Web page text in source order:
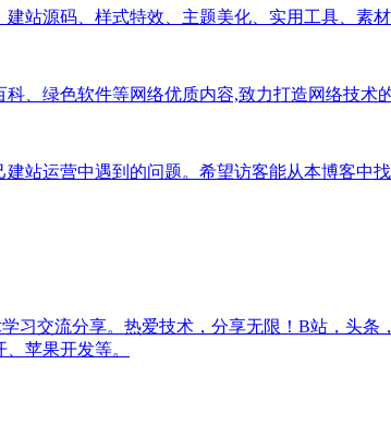
站源码、样式特效、主题美化、实用工具、素
、绿色软件等网络优质内容,致力打造网络技术
站运营中遇到的问题。希望访客能从本博客中找
习交流分享。热爱技术，分享无限！B站，头条
苹果开发等。